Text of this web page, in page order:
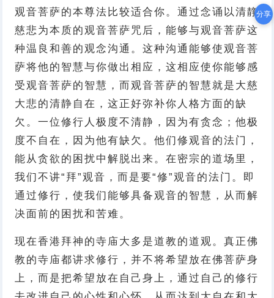
观音菩萨的本尊法比较适合你。通过念诵以清静
慈悲为本质的观音菩萨咒后，能够与观音菩萨这
种温良和善的观念沟通。这种沟通能够使观音菩
萨将他的智慧与你做出相应，这相应使你能够感
受观音菩萨的智慧，而观音菩萨的智慧就是大慈
大悲的清静自在，这正好弥补你人格方面的缺
欠。一位修行人极度不清静，因为有贪念；他极
度不自在，因为他有缺欠。他们修观音的法门，
能从贪欲的困扰中解脱出来。在密宗的道场里，
我们不讲“拜”观音，而是要“修”观音的法门。即
通过修行，使我们能够具备观音的智慧，从而解
决面前的困扰和苦难。
现在香港拜神的寺庙大多是道教的道观。真正佛
教的寺庙都讲求修行，并不将希望放在佛菩萨身
上，而是把希望放在自己身上，通过自己的修行
分享